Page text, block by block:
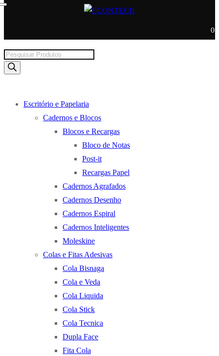
0
Products
search
Escritório e Papelaria
Cadernos e Blocos
Blocos e Recargas
Bloco de Notas
Post-it
Recargas Papel
Cadernos Agrafados
Cadernos Desenho
Cadernos Espiral
Cadernos Inteligentes
Moleskine
Colas e Fitas Adesivas
Cola Bisnaga
Cola e Veda
Cola Liquida
Cola Stick
Cola Tecnica
Dupla Face
Fita Cola